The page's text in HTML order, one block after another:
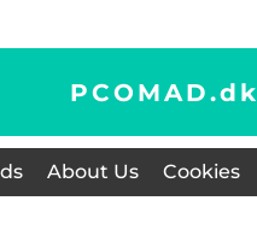
PCOMAD.dk
About Us Cookies